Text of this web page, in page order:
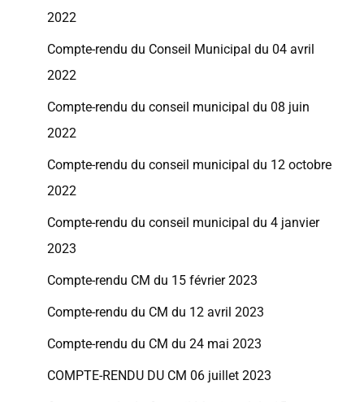
2022
Compte-rendu du Conseil Municipal du 04 avril
2022
Compte-rendu du conseil municipal du 08 juin
2022
Compte-rendu du conseil municipal du 12 octobre
2022
Compte-rendu du conseil municipal du 4 janvier
2023
Compte-rendu CM du 15 février 2023
Compte-rendu du CM du 12 avril 2023
Compte-rendu du CM du 24 mai 2023
COMPTE-RENDU DU CM 06 juillet 2023